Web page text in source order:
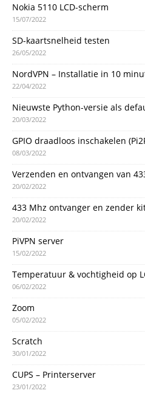
Nokia 5110 LCD-scherm
15/07/2022
SD-kaartsnelheid testen
26/05/2022
NordVPN – Installatie in 10
22/04/2022
Nieuwste Python-versie als
20/03/2022
GPIO draadloos inschakelen
08/03/2022
Verzenden en ontvangen van
20/02/2022
433 Mhz ontvanger en zender
20/02/2022
PiVPN server
15/02/2022
Temperatuur & vochtigheid op
06/02/2022
Zoom
05/02/2022
Scratch
30/01/2022
CUPS – Printerserver
23/01/2022